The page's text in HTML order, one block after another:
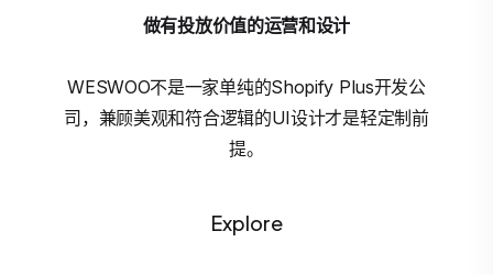
做有投放价值的运营和设计
WESWOO不是一家单纯的Shopify Plus开发公
司，兼顾美观和符合逻辑的UI设计才是轻定制前
提。
Explore